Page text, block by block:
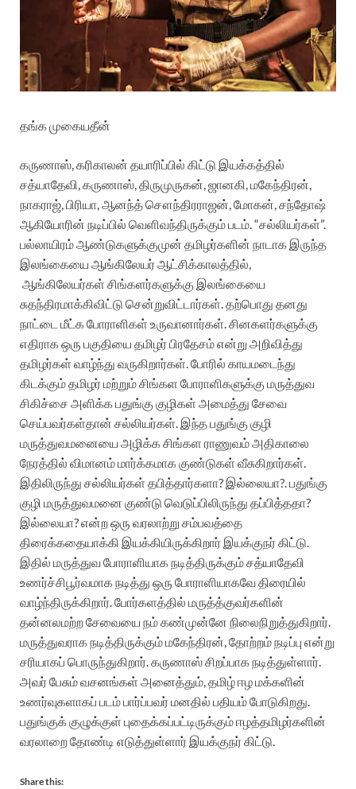
தங்க முகையதீன்
கருணாஸ், கரிகாலன் தயாரிப்பில் கிட்டு இயக்கத்தில்
சத்யாதேவி, கருணாஸ், திருமுருகன், ஜானகி, மகேந்திரன்,
நாகராஜ், பிரியா, ஆனந்த் சௌந்திரராஜன், மோகன், சந்தோஷ்
ஆகியோரின் நடிப்பில் வெளிவந்திருக்கும் படம். “சல்லியர்கள்”.
பல்லாயிரம் ஆண்டுகளுக்குமுன் தமிழர்களின் நாடாக இருந்த
இலங்கையை ஆங்கிலேயர் ஆட்சிக்காலத்தில்,
ஆங்கிலேயர்கள் சிங்களர்களுக்கு இலங்கையை
சுதந்திரமாக்கிவிட்டு சென்றுவிட்டார்கள். தற்பொது தனது
நாட்டை மீட்க போராளிகள் உருவானார்கள். சினகளர்களுக்கு
எதிராக ஒரு பகுதியை தமிழர் பிரதேசம் என்று அறிவித்து
தமிழர்கள் வாழ்ந்து வருகிறார்கள். போரில் காயமடைந்து
கிடக்கும் தமிழர் மற்றும் சிங்கள போராளிகளுக்கு மருத்துவ
சிகிச்சை அளிக்க பதுங்கு குழிகள் அமைத்து சேவை
செய்பவர்கள்தான் சல்லியர்கள். இந்த பதுங்கு குழி
மருத்துவமனையை அழிக்க சிங்கள ராணுவம் அதிகாலை
நேரத்தில் விமானம் மார்க்கமாக குண்டுகள் வீசுகிறார்கள்.
இதிலிருந்து சல்லியர்கள் தபித்தார்களா? இல்லையா?. பதுங்கு
குழி மருத்துவமனை குண்டு வெடுப்பிலிருந்து தப்பித்ததா?
இல்லையா? என்ற ஒரு வரலாற்று சம்பவத்தை
திரைக்கதையாக்கி இயக்கியிருக்கிறார் இயக்குநர் கிட்டு.
இதில் மருத்துவ போராளியாக நடித்திருக்கும் சத்யாதேவி
உணர்ச்சிபூர்வமாக நடித்து ஒரு போராளியாகவே திரையில்
வாழ்ந்திருக்கிறார். போர்களத்தில் மருத்த்குவர்களின்
தன்னலமற்ற சேவையை நம் கண்முன்னே நிலைநிறுத்துகிறார்.
மருத்துவராக நடித்திருக்கும் மகேந்திரன், தோற்றம் நடிப்பு என்று
சரியாகப் பொருந்துகிறார். கருணாஸ் சிறப்பாக நடித்துள்ளார்.
அவர் பேசும் வசனங்கள் அனைத்தும், தமிழ் ஈழ மக்களின்
உணர்வுகளாகப் படம் பார்ப்பவர் மனதில் பதியம் போடுகிறது.
பதுங்குக் குழுக்குள் புதைக்கப்பட்டிருக்கும்ஈழத்தமிழர்களின்
வரலாறை தோண்டி எடுத்துள்ளார் இயக்குநர் கிட்டு.
Share this: